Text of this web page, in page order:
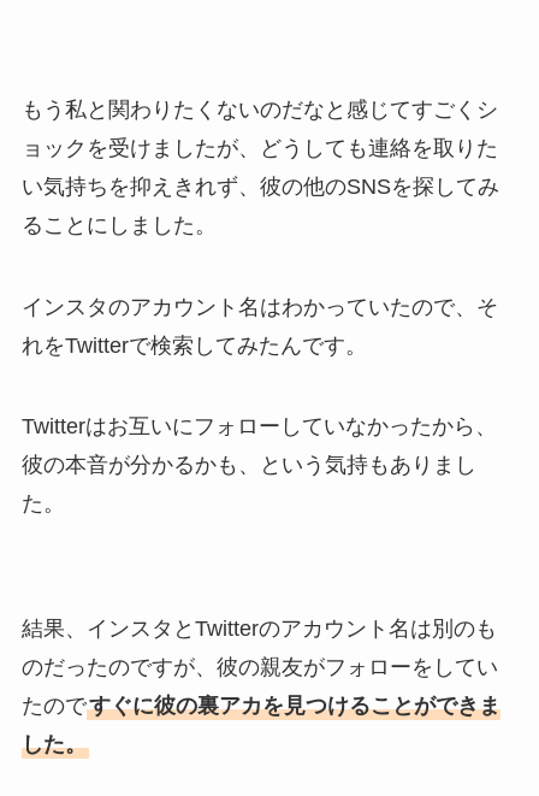
もう私と関わりたくないのだなと感じてすごくシ
ョックを受けましたが、どうしても連絡を取りた
い気持ちを抑えきれず、彼の他のSNSを探してみ
ることにしました。
インスタのアカウント名はわかっていたので、そ
れをTwitterで検索してみたんです。
Twitterはお互いにフォローしていなかったから、
彼の本音が分かるかも、という気持もありまし
た。
結果、インスタとTwitterのアカウント名は別のも
のだったのですが、彼の親友がフォローをしてい
たのですぐに彼の裏アカを見つけることができま
した。